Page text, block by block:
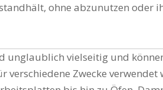
ohne abzunutzen oder
unglaublich vielseitig und
Zwecke verwendet